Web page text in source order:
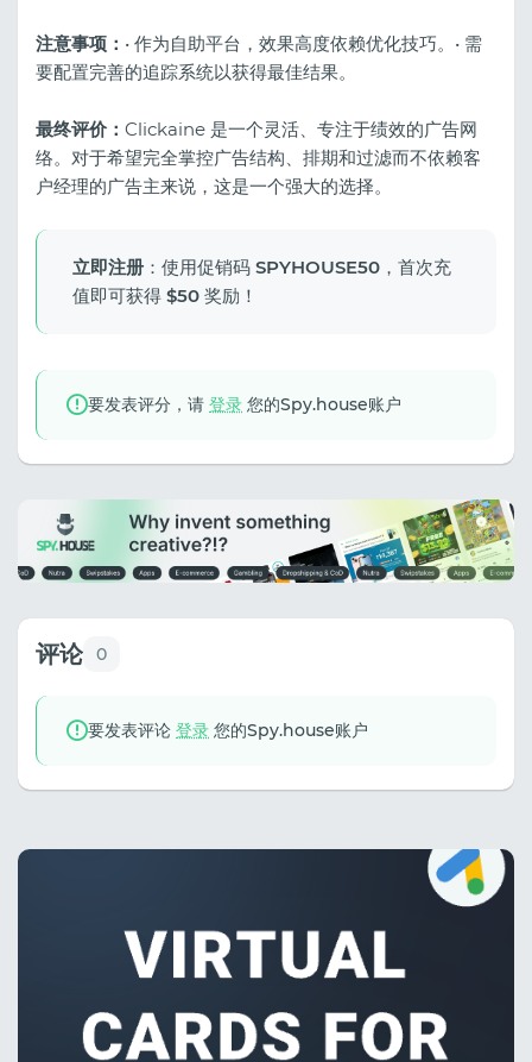
注意事项： • 作为自助平台，效果高度依赖优化技巧。• 需
要配置完善的追踪系统以获得最佳结果。
最终评价： Clickaine 是一个灵活、专注于绩效的广告网
络。对于希望完全掌控广告结构、排期和过滤而不依赖客
户经理的广告主来说，这是一个强大的选择。
立即注册 ：使用促销码 SPYHOUSE50 ，首次充
值即可获得 $50 奖励！
要发表评分，请 登录 您的Spy.house账户
评论 0
要发表评论 登录 您的Spy.house账户